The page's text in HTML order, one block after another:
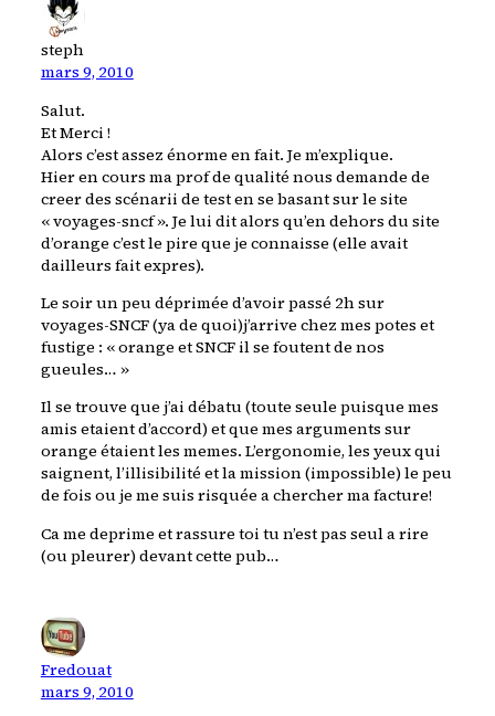
steph
mars 9, 2010
Salut.
Et Merci !
Alors c’est assez énorme en fait. Je m’explique.
Hier en cours ma prof de qualité nous demande de
creer des scénarii de test en se basant sur le site
« voyages-sncf ». Je lui dit alors qu’en dehors du site
d’orange c’est le pire que je connaisse (elle avait
dailleurs fait expres).
Le soir un peu déprimée d’avoir passé 2h sur
voyages-SNCF (ya de quoi)j’arrive chez mes potes et
fustige : « orange et SNCF il se foutent de nos
gueules… »
Il se trouve que j’ai débatu (toute seule puisque mes
amis etaient d’accord) et que mes arguments sur
orange étaient les memes. L’ergonomie, les yeux qui
saignent, l’illisibilité et la mission (impossible) le peu
de fois ou je me suis risquée a chercher ma facture!
Ca me deprime et rassure toi tu n’est pas seul a rire
(ou pleurer) devant cette pub…
Fredouat
mars 9, 2010